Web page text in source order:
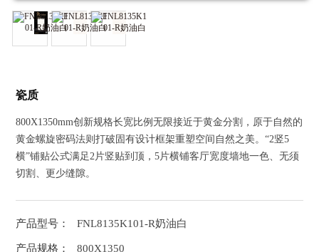
瓷质
800X1350mm创新规格长宽比例无限接近于黄金分割，原于自然的
黄金螺旋密码法则打破固有设计框架重塑空间自然之美。“2竖5
横”铺贴公式满足2片竖贴到顶，5片横铺客厅宽度墙地一色、无须
切割、更少缝隙。
产品型号： FNL8135K101-R奶油白
产品规格： 800X1350